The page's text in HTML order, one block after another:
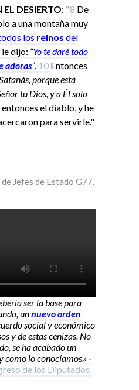
DESIERTO: "8 De
a una montaña muy
los reinos del
le dijo: “Yote daré todo
adoras”. 10 Entonces
porque está
tu Dios, y a Él solo
entonces el diablo, y he
para servirle."
Jefes de Estado G77.
ser la base para
unnuevo orden
social y económico
y de estas cenizas. No
se ha acabado un
como lo conocíamos.» -
de los Diputados,